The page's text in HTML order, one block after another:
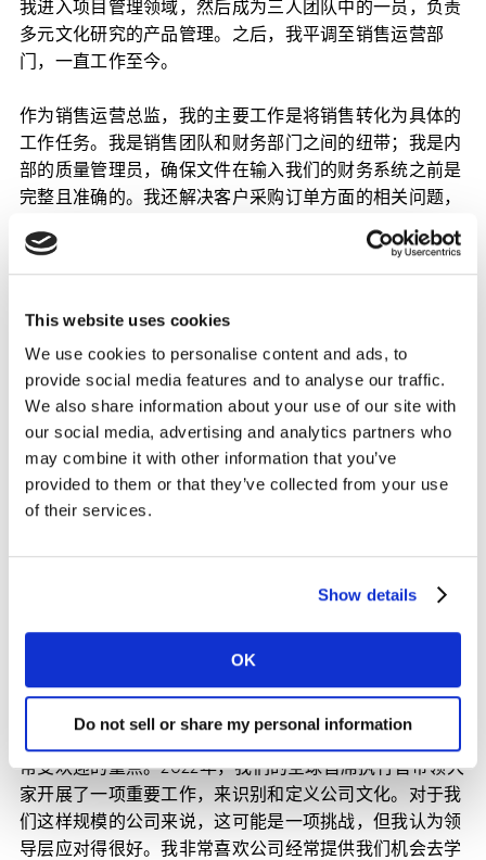
This website uses cookies
We use cookies to personalise content and ads, to
provide social media features and to analyse our traffic.
We also share information about your use of our site with
our social media, advertising and analytics partners who
may combine it with other information that you’ve
provided to them or that they’ve collected from your use
of their services.
Show details
OK
Do not sell or share my personal information
我进入项目管理领域，然后成为三人团队中的一员，负责
多元文化研究的产品管理。之后，我平调至销售运营部
门，一直工作至今。
作为销售运营总监，我的主要工作是将销售转化为具体的
工作任务。我是销售团队和财务部门之间的纽带；我是内
部的质量管理员，确保文件在输入我们的财务系统之前是
完整且准确的。我还解决客户采购订单方面的相关问题，
并确保我们在客户的系统中信息也是准确的。如果有时
间，我还会对交付成果进行校对/审阅。我每天大约有30
项不同的待办事项，有些很简单，有些则比较复杂。
的组织能力和轻松应对多任务处理的能力。幽默感、耐心
以及丰富的公司知识储备也很有帮助，而我恰好拥有很多
这样的知识储备。
您如何描述这里的文化？
在我们部门，团队氛围温馨且团队成员关怀备至。部门规
玩笑——在我们的Teams聊天中有一个非常活跃的频道叫
做 “恶作剧” ——但我们也能完成大量工作。我最喜欢在这
里工作的地方就是与队友之间建立的深厚情谊。
在更广泛的公司层面，我认为文化正在不断发展，努力让
常受欢迎的重点。2022年，我们的全球首席执行官带领大
家开展了一项重要工作，来识别和定义公司文化。对于我
们这样规模的公司来说，这可能是一项挑战，但我认为领
导层应对得很好。我非常喜欢公司经常提供我们机会去学